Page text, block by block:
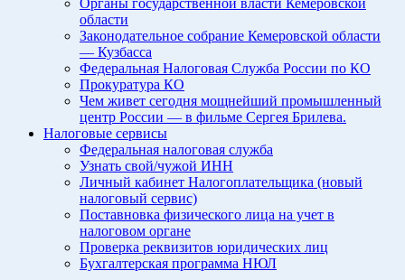
Органы государственной власти Кемеровской
области
Законодательное собрание Кемеровской области
— Кузбасса
Федеральная Налоговая Служба России по КО
Прокуратура КО
Чем живет сегодня мощнейший промышленный
центр России — в фильме Сергея Брилева.
Налоговые сервисы
Федеральная налоговая служба
Узнать свой/чужой ИНН
Личный кабинет Налогоплательщика (новый
налоговый сервис)
Поставновка физического лица на учет в
налоговом органе
Проверка реквизитов юридических лиц
Бухгалтерская программа НЮЛ